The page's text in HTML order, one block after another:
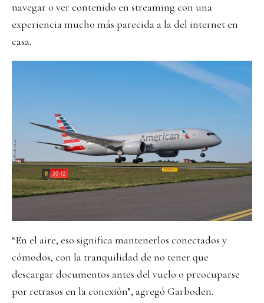
navegar o ver contenido en streaming con una
experiencia mucho más parecida a la del internet en
casa.
“En el aire, eso significa mantenerlos conectados y
cómodos, con la tranquilidad de no tener que
descargar documentos antes del vuelo o preocuparse
por retrasos en la conexión”, agregó Garboden.